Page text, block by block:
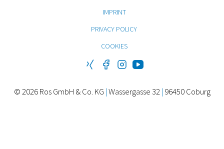
IMPRINT
PRIVACY POLICY
COOKIES
© 2026 Ros GmbH & Co. KG |Wassergasse 32| 96450 Coburg